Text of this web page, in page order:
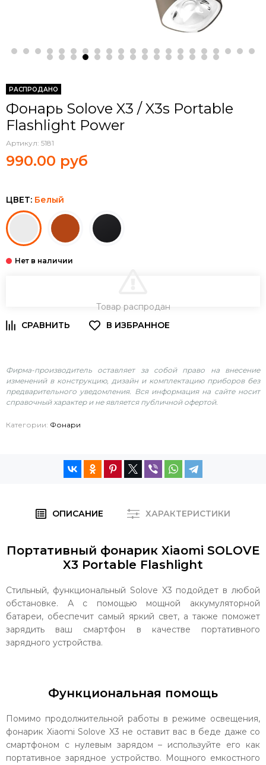
РАСПРОДАНО
Фонарь Solove X3 / X3s Portable
Flashlight Power
Артикул: 5181
990.00 руб
ЦВЕТ: Белый
Товар распродан
Фирма-производитель оставляет за собой право на внесение
изменений в конструкцию, дизайн и комплектацию приборов без
предварительного уведомления. Вся информация на сайте носит
справочный характер и не является публичной офертой.
Категории: Фонари
ОПИСАНИЕ ХАРАКТЕРИСТИКИ
Портативный фонарик Xiaomi SOLOVE
X3 Portable Flashlight
Стильный, функциональный Solove X3 подойдет в любой
обстановке. А с помощью мощной аккумуляторной
батареи, обеспечит самый яркий свет, а также поможет
зарядить ваш смартфон в качестве портативного
зарядного устройства.
Функциональная помощь
Помимо продолжительной работы в режиме освещения,
фонарик Xiaomi Solove X3 не оставит вас в беде даже со
смартфоном с нулевым зарядом – используйте его как
портативное зарядное устройство. Мощного емкостного